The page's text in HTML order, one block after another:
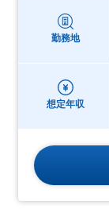
勤務地
想定年収